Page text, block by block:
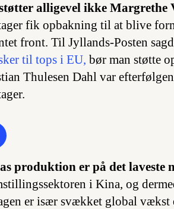
alligevel ikke Margrethe
fik opbakning til at blive
front. Til Jyllands-Posten
til tops i EU, bør man støtte
Thulesen Dahl var
produktion er på det laveste
i Kina, og
er især svækket global vækst